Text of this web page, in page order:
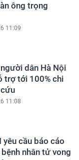
ông trọng
11:09
dân Hà Nội
trợ tới 100% chi
11:08
yêu cầu báo cáo
bệnh nhân tử vong